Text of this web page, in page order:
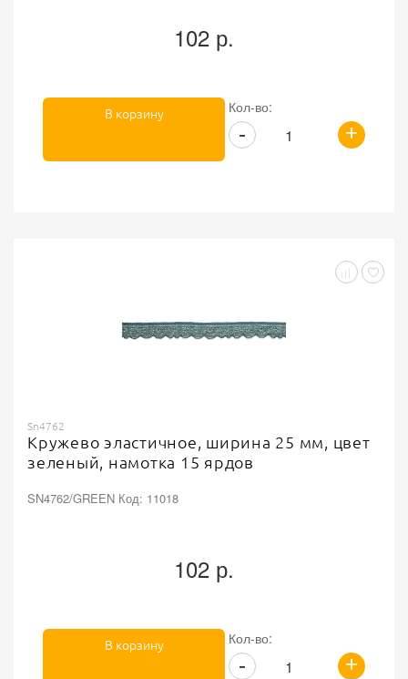
102 р.
Кол-во:
+
-
В корзину
Sn4762
Кружево эластичное, ширина 25 мм, цвет
зеленый, намотка 15 ярдов
SN4762/GREEN Код: 11018
102 р.
Кол-во:
+
-
В корзину